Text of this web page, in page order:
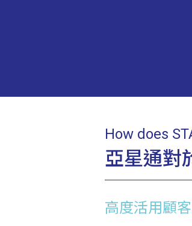
How does
亞星通對
高度活用顧